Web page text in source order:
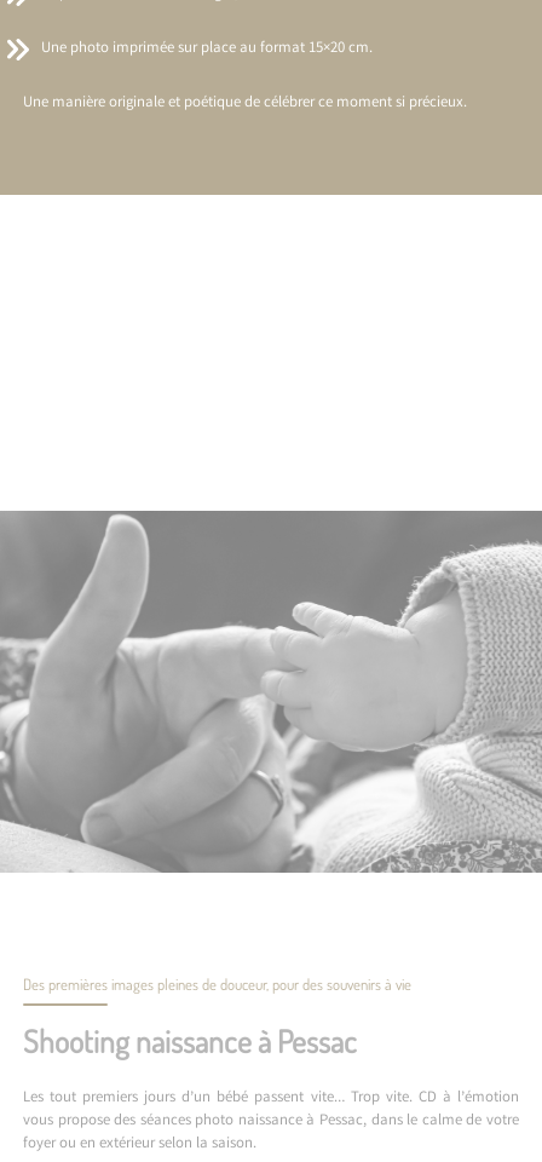
Une photo imprimée sur place au format 15×20 cm.
Une manière originale et poétique de célébrer ce moment si précieux.
Des premières images pleines de douceur, pour des souvenirs à vie
Shooting naissance à Pessac
Les tout premiers jours d’un bébé passent vite… Trop vite. CD à l’émotion
vous propose des séances photo naissance à Pessac, dans le calme de votre
foyer ou en extérieur selon la saison.